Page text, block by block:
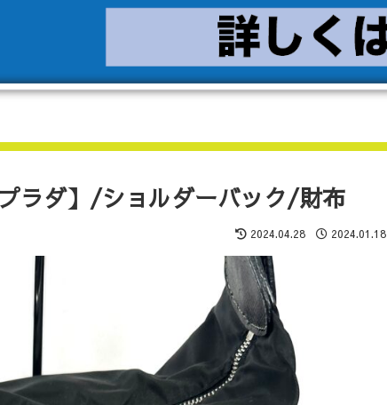
ラダ】/ショルダーバック/財布
2024.04.28 2024.01.18